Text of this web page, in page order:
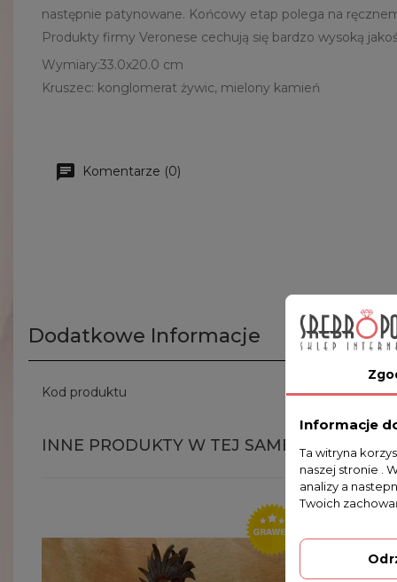
następnie patynowane. Końcowy etap polega na
Produkty firmy Veronese cechują się bardzo wysoką
Wymiary:33.0x20.0 cm
Kruszec: konglomerat żywic, mielony kamień
Komentarze (0)
Dodatkowe Informacje
Kod produktu AN10023V4
INNE PRODUKTY W TEJ SAMEJ KATEGORII
Informacje
Ta witryna
naszej stronie .
analizy a
Twoich